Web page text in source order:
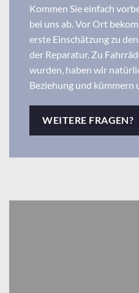
Kommen Sie einfach
bei uns ab. Vor Ort
erste Einschätzung zu
der Reparatur. Zu
wurden, haben wir
Beziehung und kümmern
WEITERE FRAGEN?